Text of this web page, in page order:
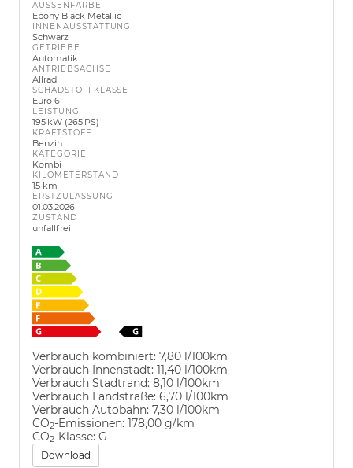
AUSSENFARBE
Ebony Black Metallic
INNENAUSSTATTUNG
Schwarz
GETRIEBE
Automatik
ANTRIEBSACHSE
Allrad
SCHADSTOFFKLASSE
Euro 6
LEISTUNG
195 kW (265 PS)
KRAFTSTOFF
Benzin
KATEGORIE
Kombi
KILOMETERSTAND
15 km
ERSTZULASSUNG
01.03.2026
ZUSTAND
unfallfrei
Verbrauch kombiniert: 7,80 l/100km
Verbrauch Innenstadt: 11,40 l/100km
Verbrauch Stadtrand: 8,10 l/100km
Verbrauch Landstraße: 6,70 l/100km
Verbrauch Autobahn: 7,30 l/100km
CO2-Emissionen: 178,00 g/km
CO2-Klasse: G
Download